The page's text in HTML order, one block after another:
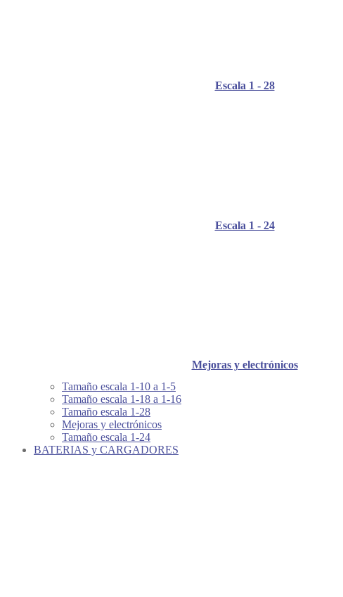
Escala 1 - 28
Escala 1 - 24
Mejoras y electrónicos
Tamaño escala 1-10 a 1-5
Tamaño escala 1-18 a 1-16
Tamaño escala 1-28
Mejoras y electrónicos
Tamaño escala 1-24
BATERIAS y CARGADORES